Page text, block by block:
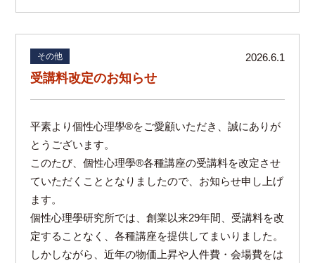
その他 2026.6.1
受講料改定のお知らせ
平素より個性心理學®をご愛顧いただき、誠にありが
とうございます。
このたび、個性心理學®各種講座の受講料を改定させ
ていただくこととなりましたので、お知らせ申し上げ
ます。
個性心理學研究所では、創業以来29年間、受講料を改
定することなく、各種講座を提供してまいりました。
しかしながら、近年の物価上昇や人件費・会場費をは